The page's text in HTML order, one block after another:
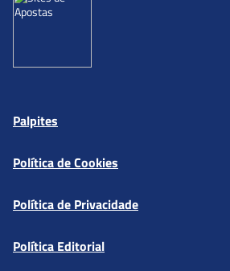
Palpites
Política de Cookies
Política de Privacidade
Política Editorial